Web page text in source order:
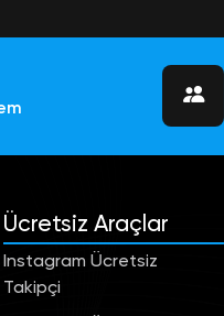
Ücretsiz Araçlar
Instagram Ücretsiz
Takipçi